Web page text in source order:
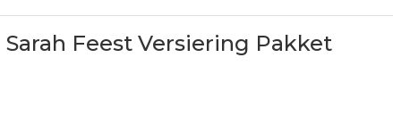
Sarah Feest Versiering Pakket